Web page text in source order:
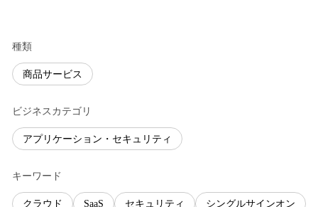
種類
商品サービス
ビジネスカテゴリ
アプリケーション・セキュリティ
キーワード
クラウド SaaS セキュリティ シングルサインオン